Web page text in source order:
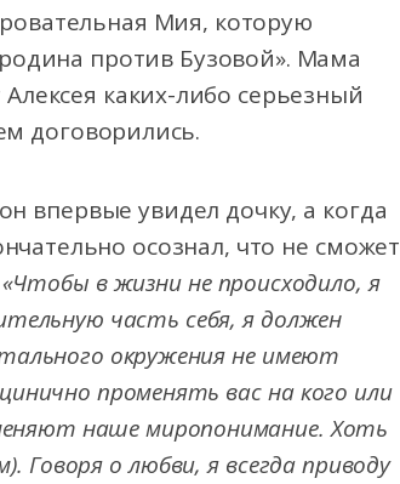
Мия, которую
против Бузовой». Мама
каких-либо серьезный
договорились.
впервые увидел дочку, а когда
осознал, что не сможет
«Чтобы в жизни не происходило, я
часть себя, я должен
окружения не имеют
променять вас на кого или
наше миропонимание. Хоть
о любви, я всегда приводу